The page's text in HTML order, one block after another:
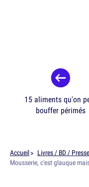
15 aliments qu'on
bouffer périmés
Accueil Livres / BD / Presse
Mousserie, c'est glauque